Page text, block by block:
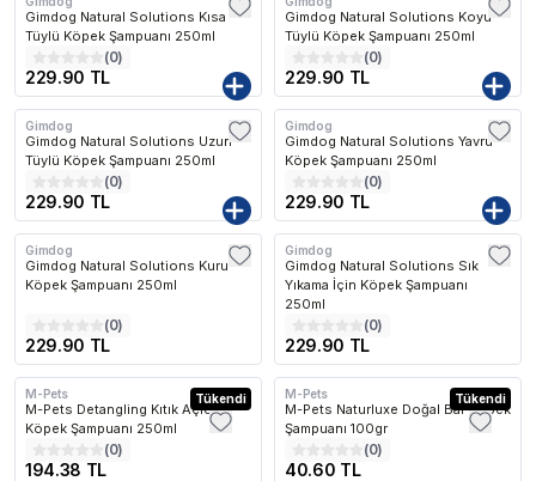
Gimdog Natural Solutions Kısa
Tüylü Köpek Şampuanı 250ml
(0)
229.90 TL
Gimdog Natural Solutions Koyu
Tüylü Köpek Şampuanı 250ml
(0)
229.90 TL
Gimdog
Gimdog Natural Solutions Uzun
Tüylü Köpek Şampuanı 250ml
(0)
229.90 TL
Gimdog
Gimdog Natural Solutions Yavru
Köpek Şampuanı 250ml
(0)
229.90 TL
Gimdog
Gimdog Natural Solutions Kuru
Köpek Şampuanı 250ml
(0)
229.90 TL
Gimdog
Gimdog Natural Solutions Sık
Yıkama İçin Köpek Şampuanı
250ml
(0)
229.90 TL
Tükendi
M-Pets
M-Pets Detangling Kıtık Açıcı
Köpek Şampuanı 250ml
(0)
194.38 TL
Tükendi
M-Pets
M-Pets Naturluxe Doğal Bar Köpek
Şampuanı 100gr
(0)
40.60 TL